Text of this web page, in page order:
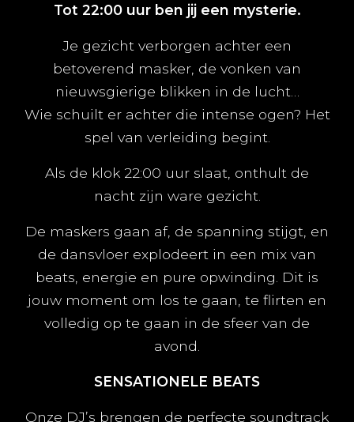
Tot 22:00 uur ben jij een mysterie.
Je gezicht verborgen achter een
betoverend masker, de vonken van
nieuwsgierige blikken in de lucht…
Wie schuilt er achter die intense ogen? Het
spel van verleiding begint.
Als de klok 22:00 uur slaat, onthult de
nacht zijn ware gezicht.
De maskers gaan af, de spanning stijgt, en
de dansvloer explodeert in een mix van
beats, energie en pure opwinding. Dit is
jouw moment om los te gaan, te flirten en
volledig op te gaan in de sfeer van de
avond.
SENSATIONELE BEATS
Onze DJ’s brengen de perfecte soundtrack